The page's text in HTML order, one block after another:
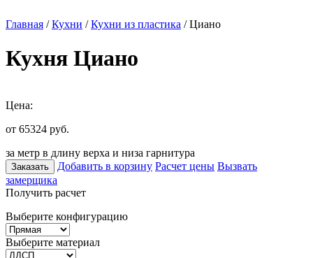
Главная /Кухни /Кухни из пластика / Циано
Кухня Циано
Цена:
от 65324 руб.
за метр в длину верха и низа гарнитура
Заказать Добавить в корзину Расчет цены Вызвать
замерщика
Получить расчет
Выберите конфигурацию
Выберите материал